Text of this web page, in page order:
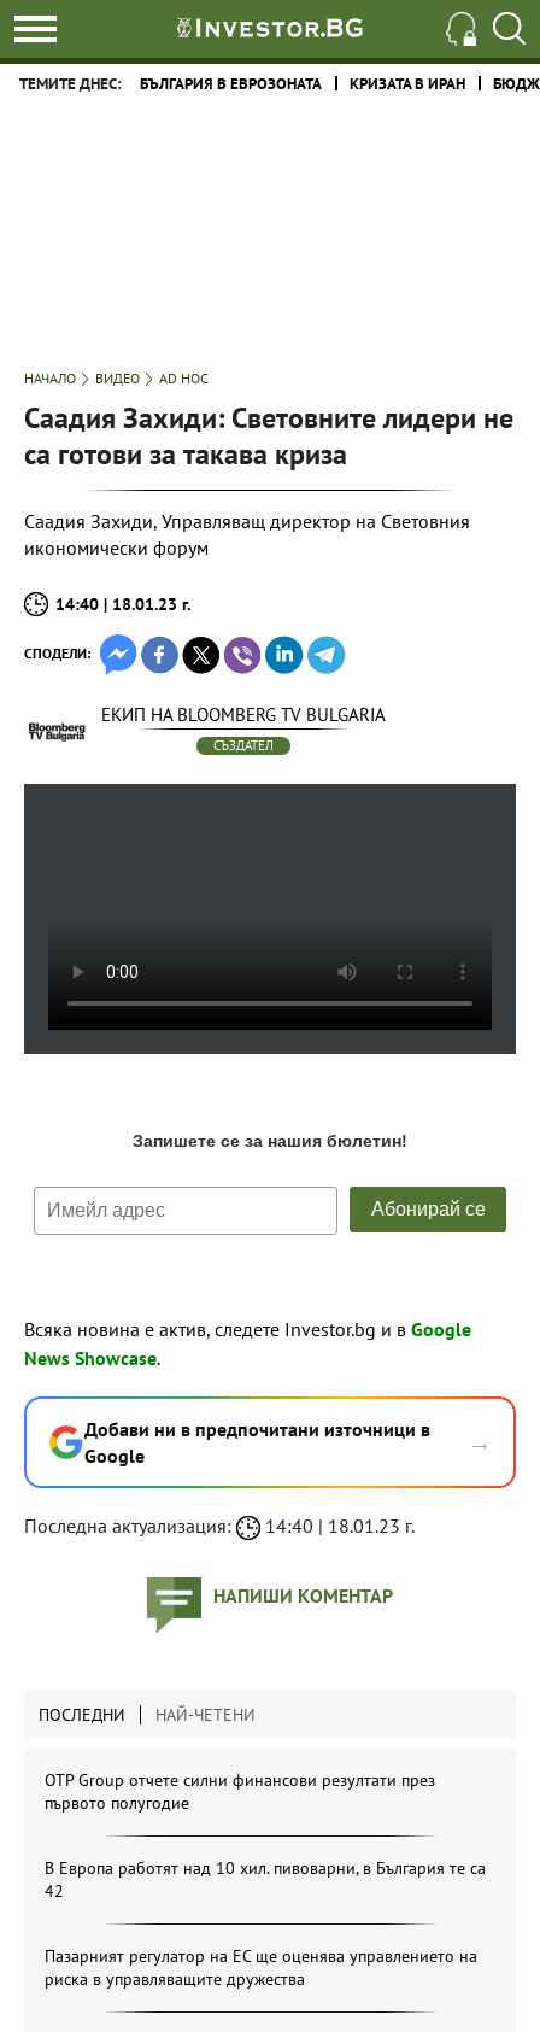
ТЕМИТЕ ДНЕС: БЪЛГАРИЯ В ЕВРОЗОНАТА КРИЗАТА В ИРАН
НАЧАЛО ВИДЕО AD HOC
Саадия Захиди: Световните лидери не
са готови за такава криза
Саадия Захиди, Управляващ директор на Световния
икономически форум
14:40 | 18.01.23 г.
СПОДЕЛИ:
ЕКИП НА BLOOMBERG TV BULGARIA
СЪЗДАТЕЛ
Всяка новина е актив, следете Investor.bg и в Google
News Showcase.
Добави ни в предпочитани източници в
Google
→
Последна актуализация: 14:40 | 18.01.23 г.
НАПИШИ КОМЕНТАР
ПОСЛЕДНИ НАЙ-ЧЕТЕНИ
OTP Group отчете силни финансови резултати през
първото полугодие
В Европа работят над 10 хил. пивоварни, в България те са
42
Пазарният регулатор на ЕС ще оценява управлението на
риска в управляващите дружества